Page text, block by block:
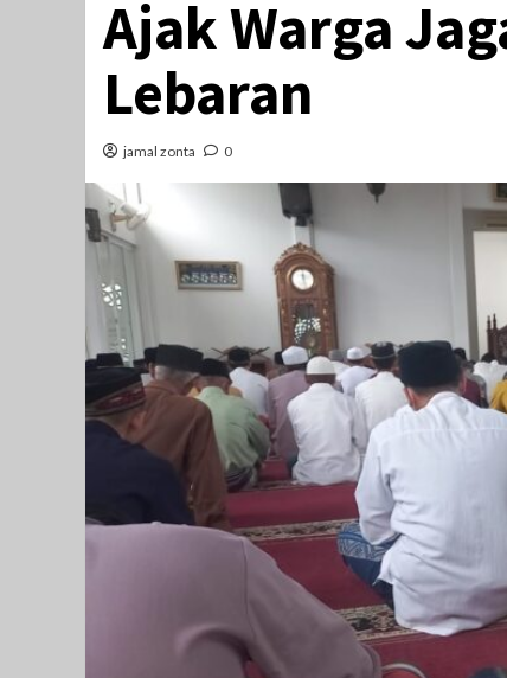
Ajak Warga
Lebaran
jamal zonta 0